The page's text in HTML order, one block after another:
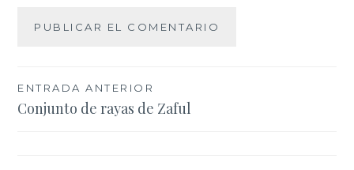
Navegación
de
ENTRADA ANTERIOR
Conjunto de rayas de Zaful